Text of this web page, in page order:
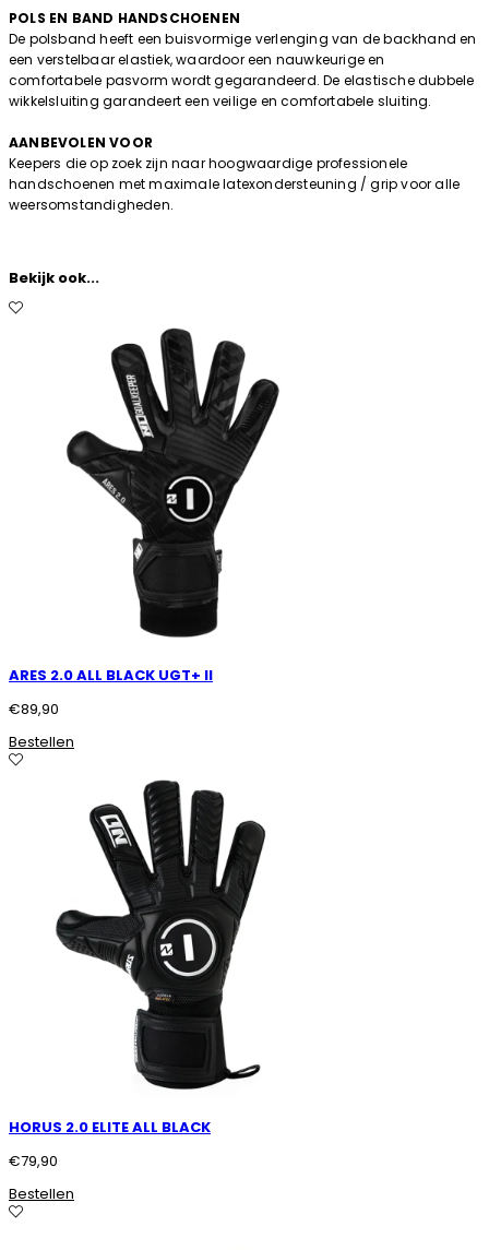
POLS EN BAND HANDSCHOENEN
De polsband heeft een buisvormige verlenging van de backhand en
een verstelbaar elastiek, waardoor een nauwkeurige en
comfortabele pasvorm wordt gegarandeerd. De elastische dubbele
wikkelsluiting garandeert een veilige en comfortabele sluiting.
AANBEVOLEN VOOR
Keepers die op zoek zijn naar hoogwaardige professionele
handschoenen met maximale latexondersteuning / grip voor alle
weersomstandigheden.
Bekijk ook...
ARES 2.0 ALL BLACK UGT+ II
€89,90
Bestellen
HORUS 2.0 ELITE ALL BLACK
€79,90
Bestellen